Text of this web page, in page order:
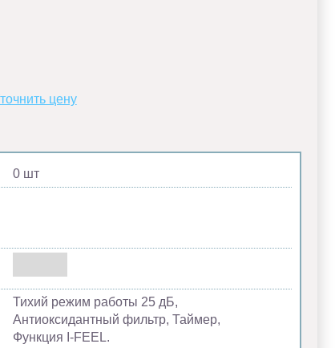
цену
0 шт
Тихий режим работы 25 дБ,
Антиоксидантный фильтр, Таймер,
Функция I-FEEL.